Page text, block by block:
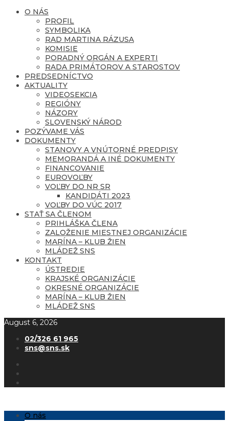
O NÁS
PROFIL
SYMBOLIKA
RAD MARTINA RÁZUSA
KOMISIE
PORADNÝ ORGÁN A EXPERTI
RADA PRIMÁTOROV A STAROSTOV
PREDSEDNÍCTVO
AKTUALITY
VIDEOSEKCIA
REGIÓNY
NÁZORY
SLOVENSKÝ NÁROD
POZÝVAME VÁS
DOKUMENTY
STANOVY A VNÚTORNÉ PREDPISY
MEMORANDÁ A INÉ DOKUMENTY
FINANCOVANIE
EUROVOĽBY
VOĽBY DO NR SR
KANDIDÁTI 2023
VOĽBY DO VÚC 2017
STAŤ SA ČLENOM
PRIHLÁŠKA ČLENA
ZALOŽENIE MIESTNEJ ORGANIZÁCIE
MARÍNA – KLUB ŽIEN
MLÁDEŽ SNS
KONTAKT
ÚSTREDIE
KRAJSKÉ ORGANIZÁCIE
OKRESNÉ ORGANIZÁCIE
MARÍNA – KLUB ŽIEN
MLÁDEŽ SNS
August 6, 2026
02/326 61 965
sns@sns.sk
O nás